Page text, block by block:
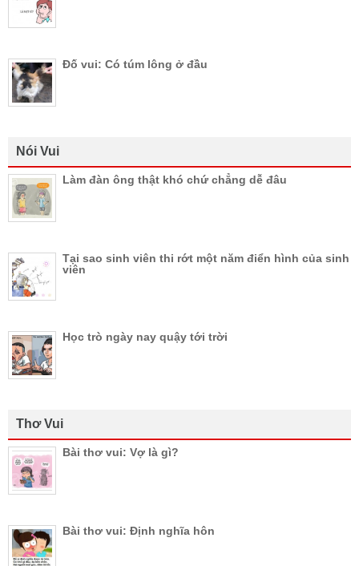
Đố vui: Có túm lông ở đầu
Nói Vui
Làm đàn ông thật khó chứ chẳng dễ đâu
Tại sao sinh viên thi rớt một năm điển hình của sinh
viên
Học trò ngày nay quậy tới trời
Thơ Vui
Bài thơ vui: Vợ là gì?
Bài thơ vui: Định nghĩa hôn